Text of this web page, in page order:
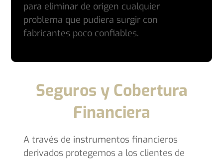
para eliminar de origen cualquier
problema que pudiera surgir con
fabricantes poco confiables.
Seguros y Cobertura
Financiera
A través de instrumentos financieros
derivados protegemos a los clientes de